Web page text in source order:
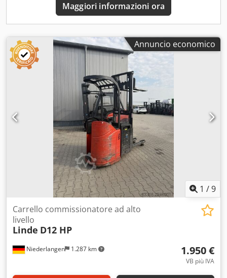
Maggiori informazioni ora
Annuncio economico
1 /9
Niederlangen 1.287 km
Carrello commissionatore ad alto
livello
Linde D12 HP
1.950 €
VB più IVA